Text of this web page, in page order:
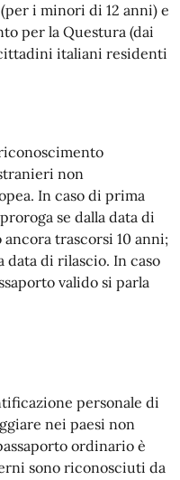
i minori di 12 anni) e
per la Questura (dai
italiani residenti
non
In caso di prima
se dalla data di
trascorsi 10 anni;
data di rilascio. In caso
valido si parla
personale di
nei paesi non
ordinario è
sono riconosciuti da